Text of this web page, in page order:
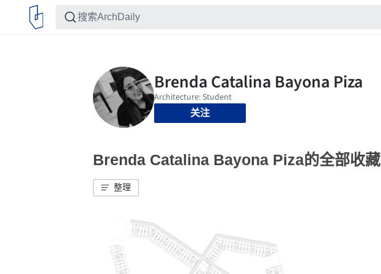
关注
Brenda Catalina Bayona Piza的全部收藏
整理